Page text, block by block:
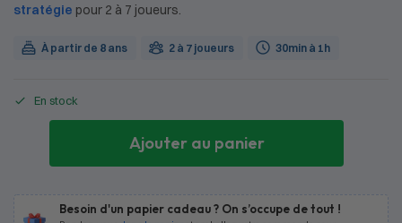
stratégie pour 2 à 7 joueurs.
À partir de 8 ans 2 à 7 joueurs 30min à 1h
En stock
Ajouter au panier
Besoin d'un papier cadeau ? On s’occupe de tout !